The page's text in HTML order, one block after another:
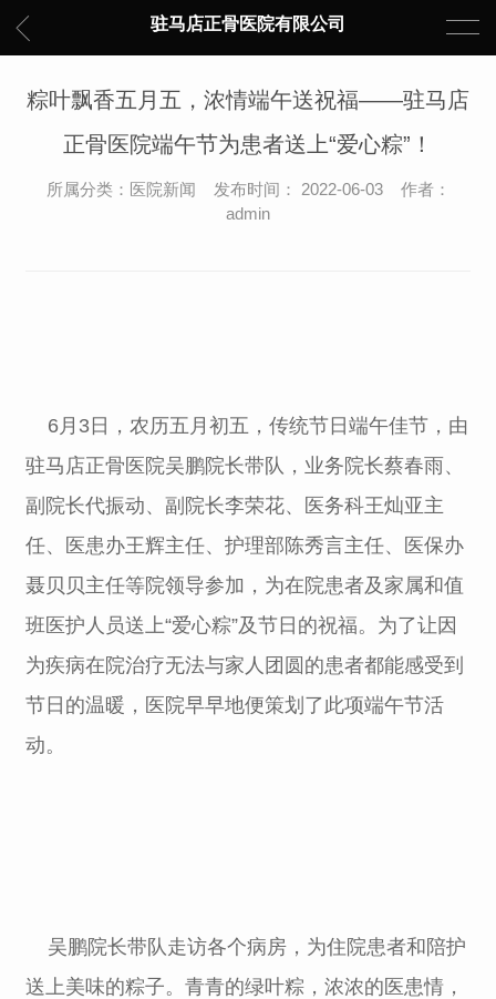
驻马店正骨医院有限公司
粽叶飘香五月五，浓情端午送祝福——驻马店
正骨医院端午节为患者送上“爱心粽”！
所属分类：医院新闻 发布时间： 2022-06-03 作者：
admin
6月3日，农历五月初五，传统节日端午佳节，由
驻马店正骨医院吴鹏院长带队，业务院长蔡春雨、
副院长代振动、副院长李荣花、医务科王灿亚主
任、医患办王辉主任、护理部陈秀言主任、医保办
聂贝贝主任等院领导参加，为在院患者及家属和值
班医护人员送上“爱心粽”及节日的祝福。为了让因
为疾病在院治疗无法与家人团圆的患者都能感受到
节日的温暖，医院早早地便策划了此项端午节活
动。
吴鹏院长带队走访各个病房，为住院患者和陪护
送上美味的粽子。青青的绿叶粽，浓浓的医患情，